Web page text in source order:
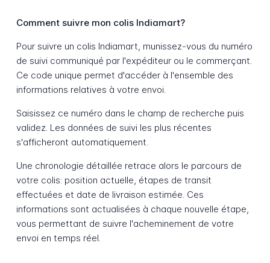
Comment suivre mon colis Indiamart?
Pour suivre un colis Indiamart, munissez-vous du numéro
de suivi communiqué par l'expéditeur ou le commerçant.
Ce code unique permet d'accéder à l'ensemble des
informations relatives à votre envoi.
Saisissez ce numéro dans le champ de recherche puis
validez. Les données de suivi les plus récentes
s'afficheront automatiquement.
Une chronologie détaillée retrace alors le parcours de
votre colis: position actuelle, étapes de transit
effectuées et date de livraison estimée. Ces
informations sont actualisées à chaque nouvelle étape,
vous permettant de suivre l'acheminement de votre
envoi en temps réel.